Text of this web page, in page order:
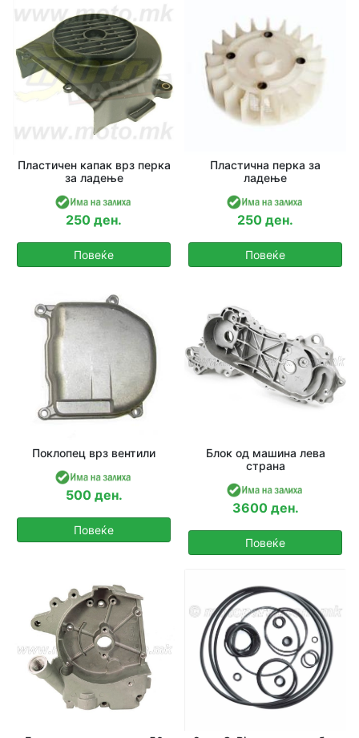
Пластичен капак врз перка
за ладење
250 ден.
Повеќе
Пластична перка за
ладење
250 ден.
Повеќе
Поклопец врз вентили
500 ден.
Повеќе
Блок од машина лева
страна
3600 ден.
Повеќе